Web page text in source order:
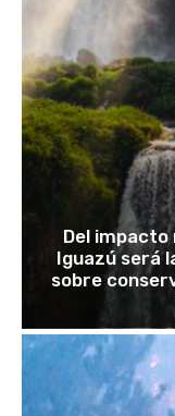
Del impacto
Iguazú será
sobre